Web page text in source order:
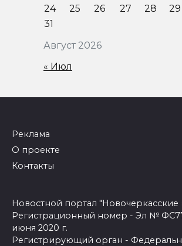
Август 2026
24
25 26 27 28 29
31
« Июл
Реклама
О проекте
Контакты
Новостной портал "Новочеркасские
Регистрационный номер - Эл №
июня 2020 г.
Регистрирующий орган -